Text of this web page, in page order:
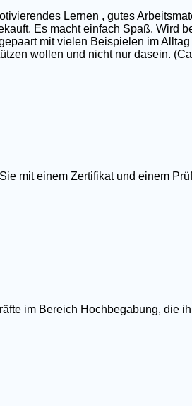
Lernen , gutes
Es macht einfach Spaß. Wird
mit vielen Beispielen im
wollen und nicht nur dasein.
mit einem Zertifikat und einem
im Bereich Hochbegabung, die